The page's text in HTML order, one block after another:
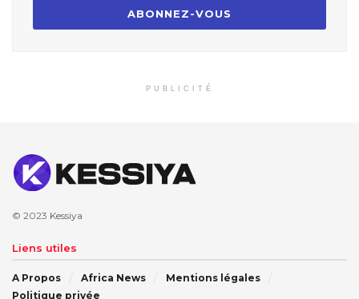
PUBLICITÉ
© 2023 Kessiya
Liens utiles
A Propos Africa News
Mentions légales
Politique privée